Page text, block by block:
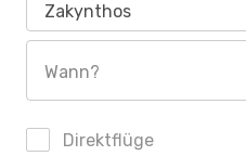
Zakynthos
Wann?
Direktflüge